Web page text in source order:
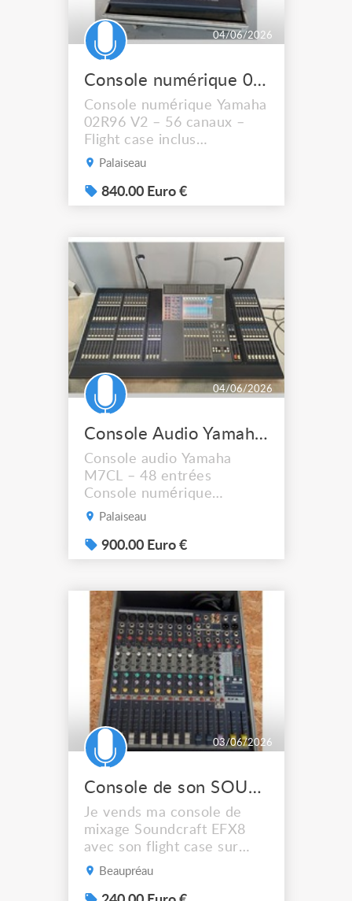
04/06/2026
Console numérique 02R96 Yamaha
Console numérique Yamaha
02R96 V2 – 56 canaux –
Flight case inclus
Référence incontournable
Yamaha 02R96 V2 est une
console professionnelle
studio et le broadcast.
Polyvalente et robuste, elle
offre une grande capacité
de traitement et une
qualité audi...
Palaiseau
840.00 Euro €
04/06/2026
Console Audio Yamaha M7CL
Console audio Yamaha
M7CL – 48 entrées
Console numérique
professionnelle Yamaha
live pour concerts,
événements et installations
puissante, elle offre une
prise en main rapide et une
grande fiabilité sur le
terrain. Points forts 48
entrées mono + 4 stér...
Palaiseau
900.00 Euro €
03/06/2026
Console de son SOUNDCRAFT EFX8 Flight case TRÈS BON ÉTAT
Je vends ma console de
mixage Soundcraft EFX8
avec son flight case sur
mesure. Console toujours
Beaupréau